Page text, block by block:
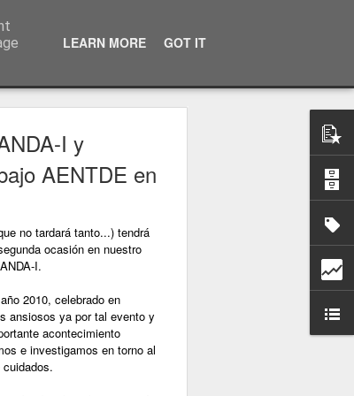
LEARN MORE GOT IT
I y
AENTDE en
no tardará tanto...) tendrá
ocasión en nuestro
I.
2010, celebrado en
ansiosos ya por tal evento y
acontecimiento
e investigamos en torno al